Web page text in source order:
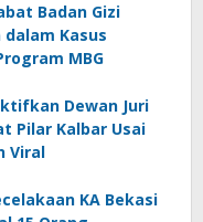
Badan Gizi
Kasus
MBG
Dewan Juri
Pilar Kalbar Usai
Viral
KA Bekasi